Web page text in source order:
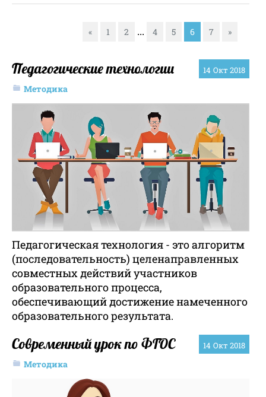
« 1 2 ... 4 5 6 7 »
14 Окт 2018
Педагогические технологии
Методика
Педагогическая технология - это алгоритм
(последовательность) целенаправленных
совместных действий участников
образовательного процесса,
обеспечивающий достижение намеченного
образовательного результата.
14 Окт 2018
Современный урок по ФГОС
Методика